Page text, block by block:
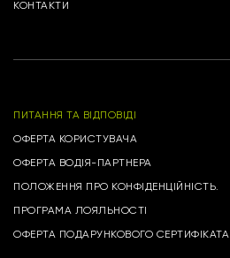
КОНТАКТИ
ПИТАННЯ ТА ВІДПОВІДІ
ОФЕРТА КОРИСТУВАЧА
ОФЕРТА ВОДІЯ-ПАРТНЕРА
ПОЛОЖЕННЯ ПРО КОНФІДЕНЦІЙНІСТЬ.
ПРОГРАМА ЛОЯЛЬНОСТІ
ОФЕРТА ПОДАРУНКОВОГО СЕРТИФІКАТА